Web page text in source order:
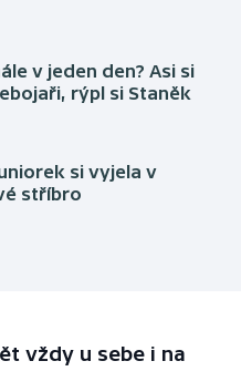
v jeden den? Asi si
rýpl si Staněk
si vyjela v
stříbro
vždy u sebe i na